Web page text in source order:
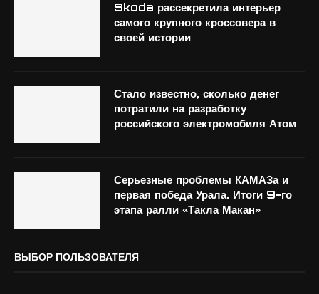
Skoda рассекретила интерьер
самого крупного кроссовера в
своей истории
Стало известно, сколько денег
потратили на разработку
российского электромобиля Атом
Серьезные проблемы КАМАЗа и
первая победа Урала. Итоги 9-го
этапа ралли «Такла Макан»
ВЫБОР ПОЛЬЗОВАТЕЛЯ